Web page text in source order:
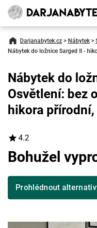
Darjanabytek.cz > Nábytek >
Nábytek do ložnice Sarged II -
Nábytek do
Osvětlení: bez
hikora
4.2
Bohužel
Prohlédnout